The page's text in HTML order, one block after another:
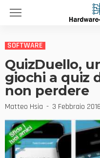
SOFTWARE
QuizDuello,
giochi a quiz
non perdere
Matteo Hsia 3 Febbraio 2016